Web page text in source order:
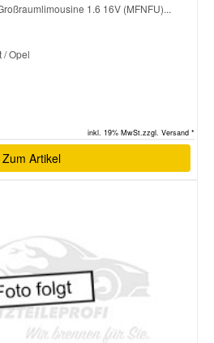
1.6 16V (MFNFU)...
/ Opel
inkl. 19% MwSt.zzgl. Versand *
Zum Artikel